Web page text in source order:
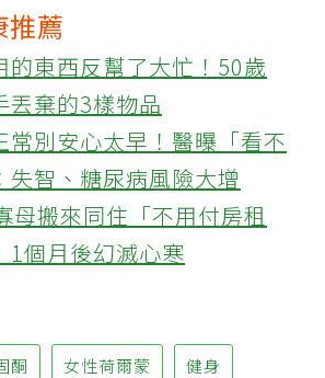
推薦
的東西反幫了大忙！50歲
丟棄的3樣物品
常別安心太早！醫曝「看不
失智、糖尿病風險大增
母搬來同住「不用付房租
1個月後幻滅心寒
酮 女性荷爾蒙 健身